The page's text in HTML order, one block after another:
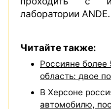
лаборатории ANDE.
Читайте также:
Россияне более
область: двое
В Херсоне
автомобилю,